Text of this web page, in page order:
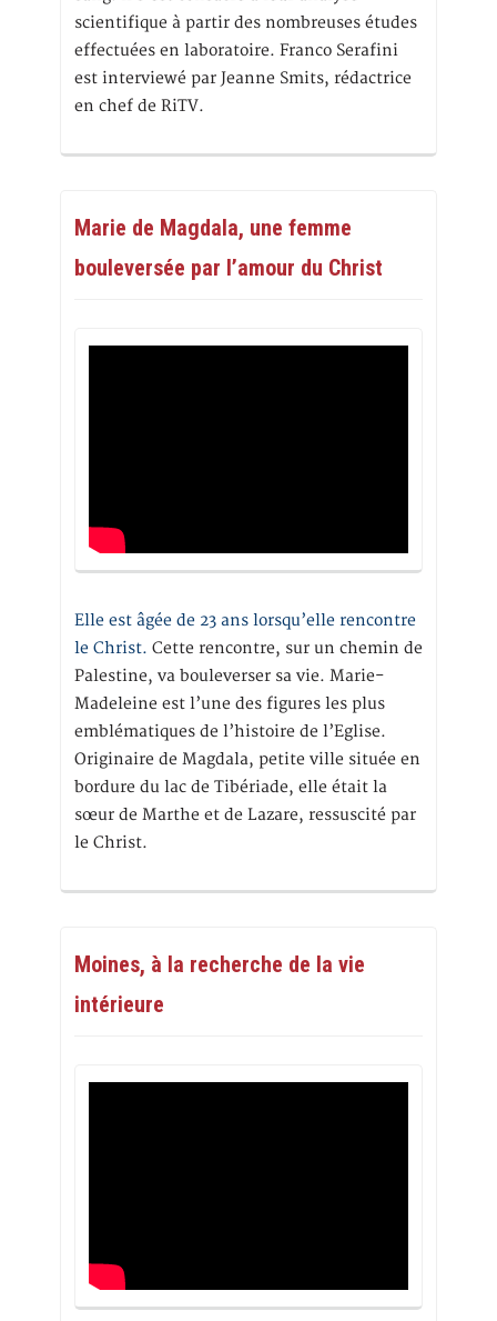
scientifique à partir des nombreuses études
effectuées en laboratoire. Franco Serafini
est interviewé par Jeanne Smits, rédactrice
en chef de RiTV.
Marie de Magdala, une femme
bouleversée par l’amour du Christ
Elle est âgée de 23 ans lorsqu’elle rencontre
le Christ. Cette rencontre, sur un chemin de
Palestine, va bouleverser sa vie. Marie-
Madeleine est l’une des figures les plus
emblématiques de l’histoire de l’Eglise.
Originaire de Magdala, petite ville située en
bordure du lac de Tibériade, elle était la
sœur de Marthe et de Lazare, ressuscité par
le Christ.
Moines, à la recherche de la vie
intérieure